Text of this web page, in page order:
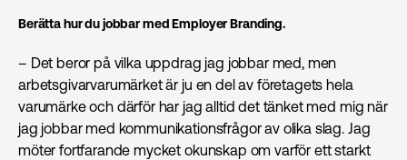
Berätta hur du jobbar med Employer Branding.
– Det beror på vilka uppdrag jag jobbar med, men
arbetsgivarvarumärket är ju en del av företagets hela
varumärke och därför har jag alltid det tänket med mig när
jag jobbar med kommunikationsfrågor av olika slag. Jag
möter fortfarande mycket okunskap om varför ett starkt